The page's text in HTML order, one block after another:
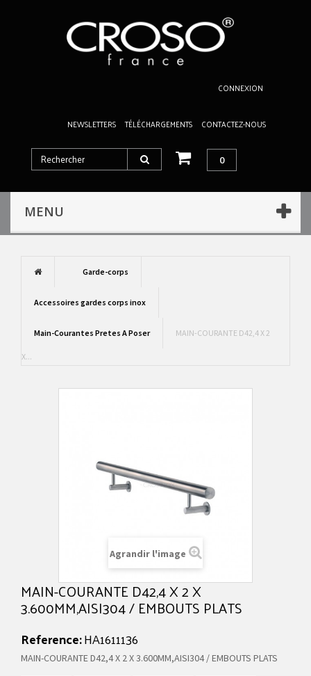
CONNEXION
NEWSLETTERS TÉLÉCHARGEMENTS CONTACTEZ-NOUS
0
MENU
Garde-corps
Accessoires gardes corps inox
Main-Courantes Pretes A Poser MAIN-COURANTE D42,4 X 2
X...
Agrandir l'image
MAIN-COURANTE D42,4 X 2 X
3.600MM,AISI304 / EMBOUTS PLATS
Reference:HA1611136
MAIN-COURANTE D42,4 X 2 X 3.600MM,AISI304 / EMBOUTS PLATS